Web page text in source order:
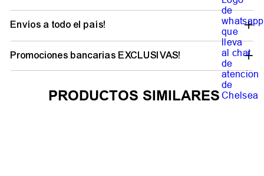
Envíos a todo el país!
Promociones bancarias EXCLUSIVAS!
PRODUCTOS SIMILARES